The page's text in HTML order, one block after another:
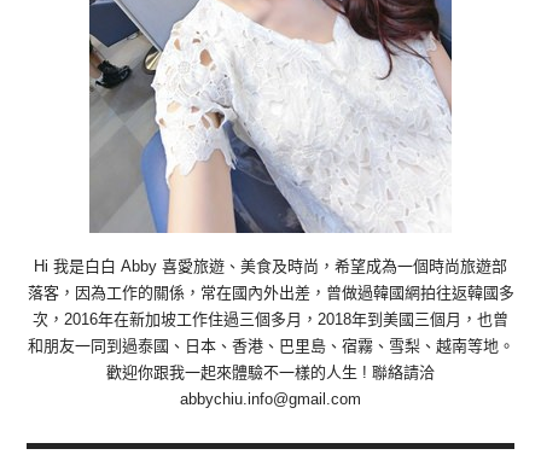
Hi 我是白白 Abby 喜愛旅遊、美食及時尚，希望成為一個時尚旅遊部
落客，因為工作的關係，常在國內外出差，曾做過韓國網拍往返韓國多
次，2016年在新加坡工作住過三個多月，2018年到美國三個月，也曾
和朋友一同到過泰國、日本、香港、巴里島、宿霧、雪梨、越南等地。
歡迎你跟我一起來體驗不一樣的人生 ! 聯絡請洽
abbychiu.info@gmail.com